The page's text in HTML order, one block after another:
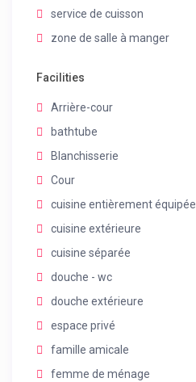
service de cuisson
zone de salle à manger
Facilities
Arrière-cour
bathtube
Blanchisserie
Cour
cuisine entièrement équipée
cuisine extérieure
cuisine séparée
douche - wc
douche extérieure
espace privé
famille amicale
femme de ménage